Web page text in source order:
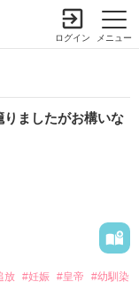
メニュー
ログイン
ましたがお構いな
放 #妊娠 #皇帝
#幼馴染